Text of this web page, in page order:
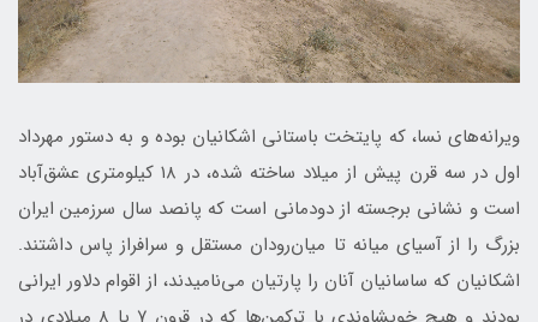
ویرانه‌های نسا، که پایتخت باستانی اشکانیان بوده و به دستور مهرداد
اول در سه قرن پیش از میلاد ساخته شده، در ۱۸ کیلومتری عشق‌آباد
است و نشانی برجسته از دودمانی است که پانصد سال سرزمین ایران
بزرگ را از آسیای میانه تا میان‌رودان مستقل و سرافراز پاس داشتند.
اشکانیان که ساسانیان آنان را پارتیان می‌نامیدند، از اقوام دلاور ایرانی